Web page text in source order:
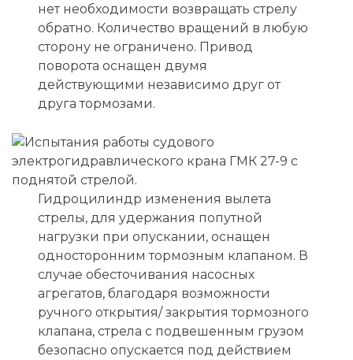
нет необходимости возвращать стрелу
обратно. Количество вращений в любую
сторону не ограничено. Привод
поворота оснащен двумя
действующими независимо друг от
друга тормозами.
Гидроцилиндр изменения вылета
стрелы, для удержания попутной
нагрузки при опускании, оснащен
односторонним тормозным клапаном. В
случае обесточивания насосных
агрегатов, благодаря возможности
ручного открытия/ закрытия тормозного
клапана, стрела с подвешенным грузом
безопасно опускается под действием